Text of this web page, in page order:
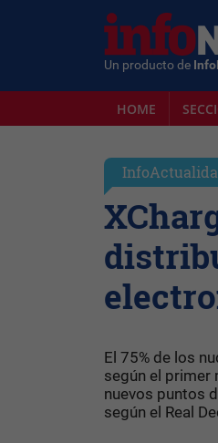
Un producto de
HOME
El 75% de los
según el primer
nuevos puntos
según el Real